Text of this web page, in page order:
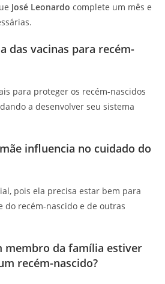
José Leonardo complete um mês e
das vacinas para recém-
para proteger os recém-nascidos
a desenvolver seu sistema
influencia no cuidado do
pois ela precisa estar bem para
do recém-nascido e de outras
membro da família estiver
recém-nascido?